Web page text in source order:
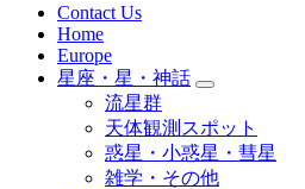
Contact Us
Home
Europe
星座・星・神話
流星群
天体観測スポット
惑星・小惑星・彗星
雑学・その他